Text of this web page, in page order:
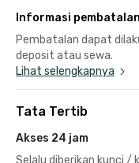
Informasi pembatalan
Pembatalan dapat
deposit atau sewa.
Lihat selengkapnya
Tata Tertib
Akses 24 jam
Selalu diberikan kunci /